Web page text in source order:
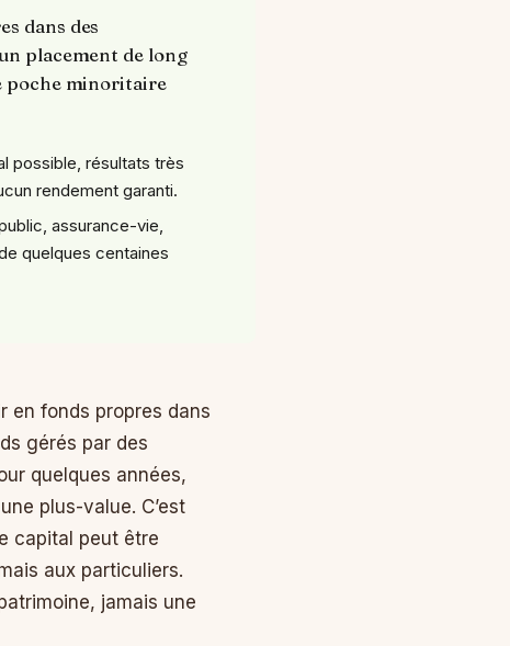
dans des
placement de long
poche minoritaire
possible, résultats très
rendement garanti.
assurance-vie,
quelques centaines
fonds propres dans
gérés par des
quelques années,
plus-value. C’est
capital peut être
aux particuliers.
jamais une